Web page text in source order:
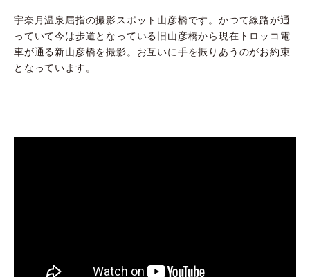
宇奈月温泉屈指の撮影スポット山彦橋です。かつて線路が通
っていて今は歩道となっている旧山彦橋から現在トロッコ電
車が通る新山彦橋を撮影。お互いに手を振りあうのがお約束
となっています。